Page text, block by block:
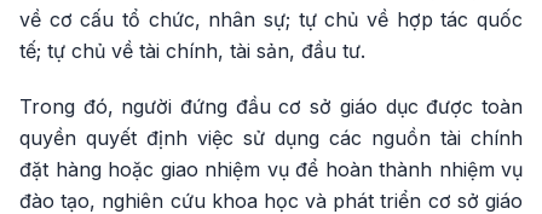
về cơ cấu tổ chức, nhân sự; tự chủ về hợp tác quốc
tế; tự chủ về tài chính, tài sản, đầu tư.
Trong đó, người đứng đầu cơ sở giáo dục được toàn
quyền quyết định việc sử dụng các nguồn tài chính
đặt hàng hoặc giao nhiệm vụ để hoàn thành nhiệm vụ
đào tạo, nghiên cứu khoa học và phát triển cơ sở giáo